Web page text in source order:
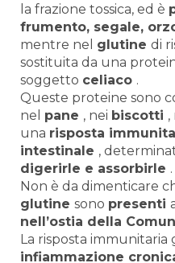
la frazione tossica, ed è
frumento, segale,
mentre nel glutine di
sostituita da una
soggetto celiaco .
Queste proteine sono
nel pane , nei biscotti ,
una risposta
intestinale ,
digerirle e assorbirle .
Non è da dimenticare
glutine sono presenti
nell’ostia della
La risposta immunitaria
infiammazione